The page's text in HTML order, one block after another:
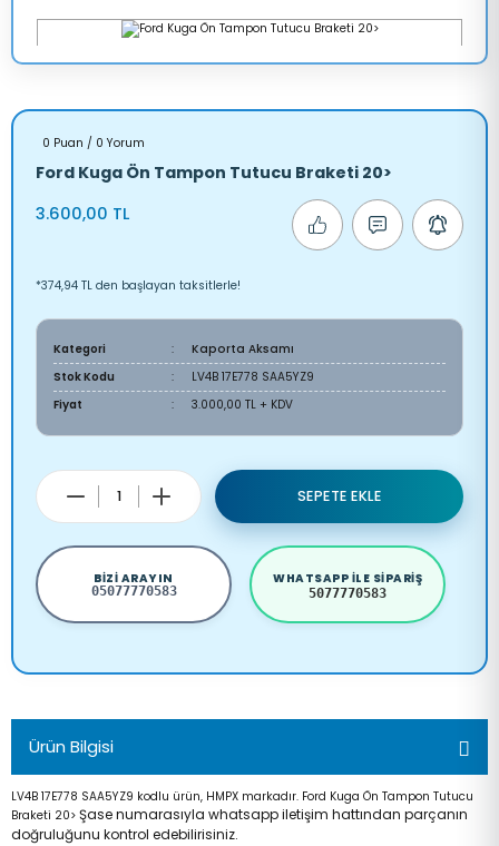
0 Puan / 0 Yorum
Ford Kuga Ön Tampon Tutucu Braketi 20>
3.600,00 TL
*374,94 TL den başlayan taksitlerle!
Kategori
Kaporta Aksamı
Stok Kodu
LV4B 17E778 SAA5YZ9
Fiyat
3.000,00 TL + KDV
SEPETE EKLE
BIZI ARAYIN
05077770583
WHATSAPP ILE SIPARIŞ
5077770583
Ürün Bilgisi
LV4B 17E778 SAA5YZ9 kodlu ürün, HMPX markadır. Ford Kuga Ön Tampon Tutucu
Braketi 20> Şase numarasıyla whatsapp iletişim hattından parçanın
doğruluğunu kontrol edebilirisiniz.